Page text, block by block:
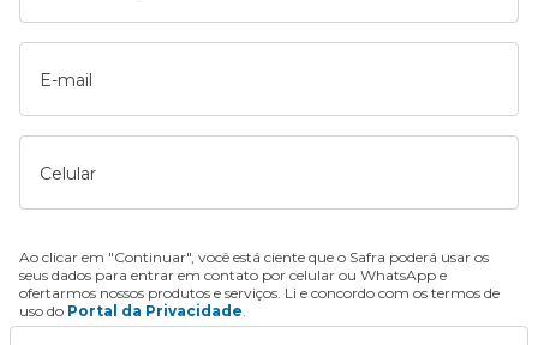
E-mail
Celular
Ao clicar em "Continuar", você está ciente que o Safra poderá usar os
seus dados para entrar em contato por celular ou WhatsApp e
ofertarmos nossos produtos e serviços. Li e concordo com os termos de
uso do Portal da Privacidade.